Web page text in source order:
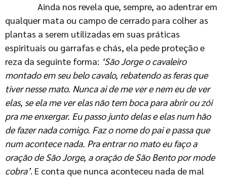
Ainda nos revela que, sempre, ao adentrar em
qualquer mata ou campo de cerrado para colher as
plantas a serem utilizadas em suas práticas
espirituais ou garrafas e chás, ela pede proteção e
reza da seguinte forma: ‘São Jorge o cavaleiro
montado em seu belo cavalo, rebatendo as feras que
tiver nesse mato. Nunca ai de me ver e nem eu de ver
elas, se ela me ver elas não tem boca para abrir ou zói
pra me enxergar. Eu passo junto delas e elas num hão
de fazer nada comigo. Faz o nome do pai e passa que
num acontece nada. Pra entrar no mato eu faço a
oração de São Jorge, a oração de São Bento por mode
cobra’. E conta que nunca aconteceu nada de mal